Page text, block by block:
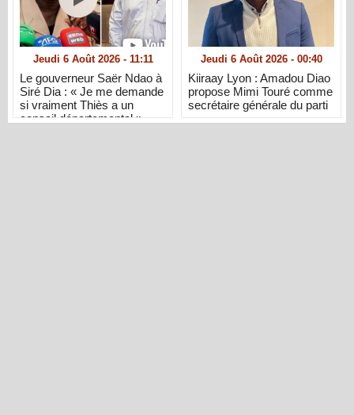
Jeudi 6 Août 2026 - 11:11
Le gouverneur Saër Ndao à
Siré Dia : « Je me demande
si vraiment Thiès a un
conseil départemental »
Jeudi 6 Août 2026 - 00:40
Kiiraay Lyon : Amadou Diao
propose Mimi Touré comme
secrétaire générale du parti